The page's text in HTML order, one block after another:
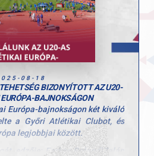
és most ő is a legendák
rengeteg támogatást
el” – mondja, hozzátéve,
célja a saját egyéni csúcsának
lehető legjobb helyezés
08-18
BIZONYÍTOTT AZ U20-
BAJNOKSÁGON
Európa-bajnokságon két kiváló
a Győri Atlétikai Clubot, és
legjobbjai között.
edzője: Farkas Roland)Zalán